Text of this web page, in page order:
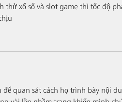
thử xổ số và slot game thì tốc độ
quan sát cách họ trình bày nội